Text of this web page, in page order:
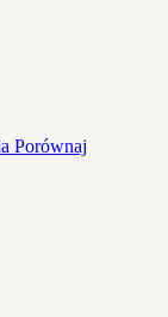
Porównaj